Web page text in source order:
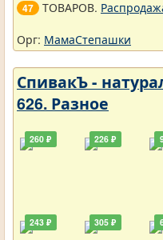
47 ТОВАРОВ.
Орг: МамаСтепашки
СпивакЪ -
626. Разное
260 ₽
243 ₽
226 ₽
305 ₽